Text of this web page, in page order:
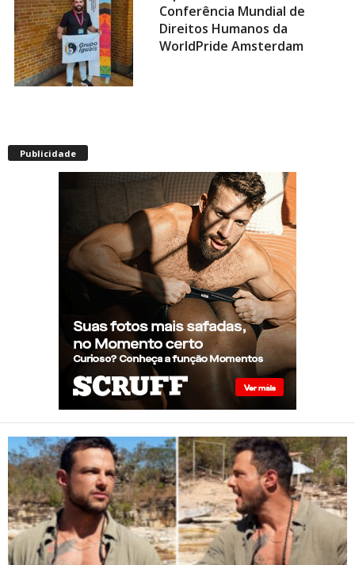
Conferência Mundial de
Direitos Humanos da
WorldPride Amsterdam
homofobia e transfobia: “Não
toleramos”
Ratinho constrange cantor
sertanejo com comentário
homofóbico ao vivo no SBT:
“Você está com uma cara de
viado”
Fotógrafo Renam
Christofoletti compartilha
bastidores de ensaio, mas
acaba virando o centro das
atenções
Publicidade